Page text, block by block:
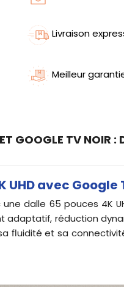
Livraison
Meilleur
GOOGLE TV NOIR :
UHD avec Google
dalle 65 pouces 4K
adaptatif, réduction
fluidité et sa